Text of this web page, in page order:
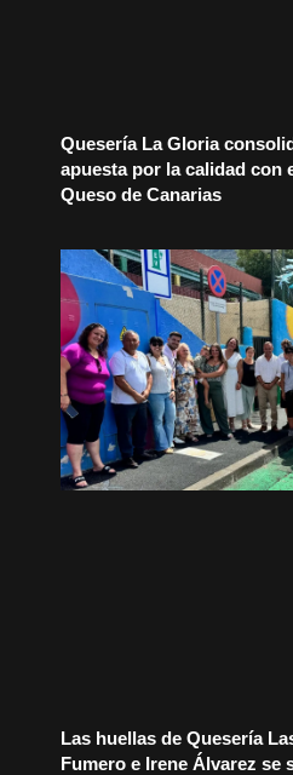
Quesería La Gloria
apuesta por la calidad con
Queso de Canarias
Las huellas de Quesería
Fumero e Irene Álvarez se